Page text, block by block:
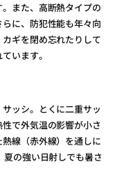
また、高断熱タイプの
に、防犯性能も年々向
ギを閉め忘れたりして
います。
ッシ。とくに二重サッ
で外気温の影響が小さ
線（赤外線）を通しに
夏の強い日射しでも暑さ